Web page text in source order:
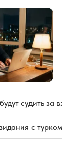
судить за
с